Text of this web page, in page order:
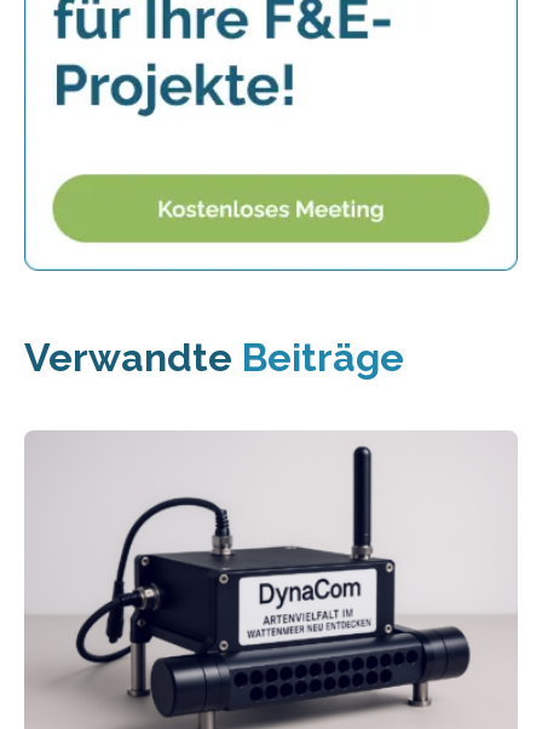
Verwandte Beiträge